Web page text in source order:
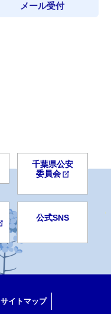
メール受付
千葉県公安
委員会
公式SNS
サイトマップ